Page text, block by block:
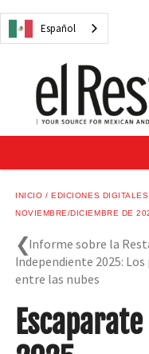
Español
NOTICIAS
RECETAS
GUÍA DEL COMPRADOR
SUSCRÍBASE A
CENTRO DE MUESTRAS
VINO/LICOR MEXICANO
INICIO EDICIONES DIGITALES
NOVIEMBRE/DICIEMBRE DE
Informe sobre la
Independiente 2025:
entre las nubes